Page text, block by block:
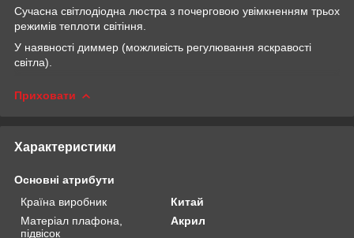
Сучасна світлодіодна люстра з почерговою увімкненням трьох
режимів теплоти світіння.
У наявності диммер (можливість регулювання яскравості
світла).
Приховати
Характеристики
Основні атрибути
Країна виробник
Китай
Матеріал плафона,
підвісок
Акрил